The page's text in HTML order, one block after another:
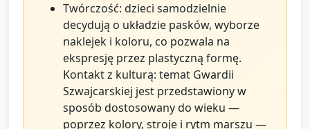
Twórczość: dzieci samodzielnie
decydują o układzie pasków, wyborze
naklejek i koloru, co pozwala na
ekspresję przez plastyczną formę.
Kontakt z kulturą: temat Gwardii
Szwajcarskiej jest przedstawiony w
sposób dostosowany do wieku —
poprzez kolory, stroje i rytm marszu —